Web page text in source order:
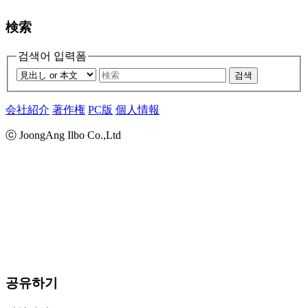
検索
검색어 입력폼
검색
会社紹介 著作権 PC版 個人情報
ⓒ JoongAng Ilbo Co.,Ltd
공유하기